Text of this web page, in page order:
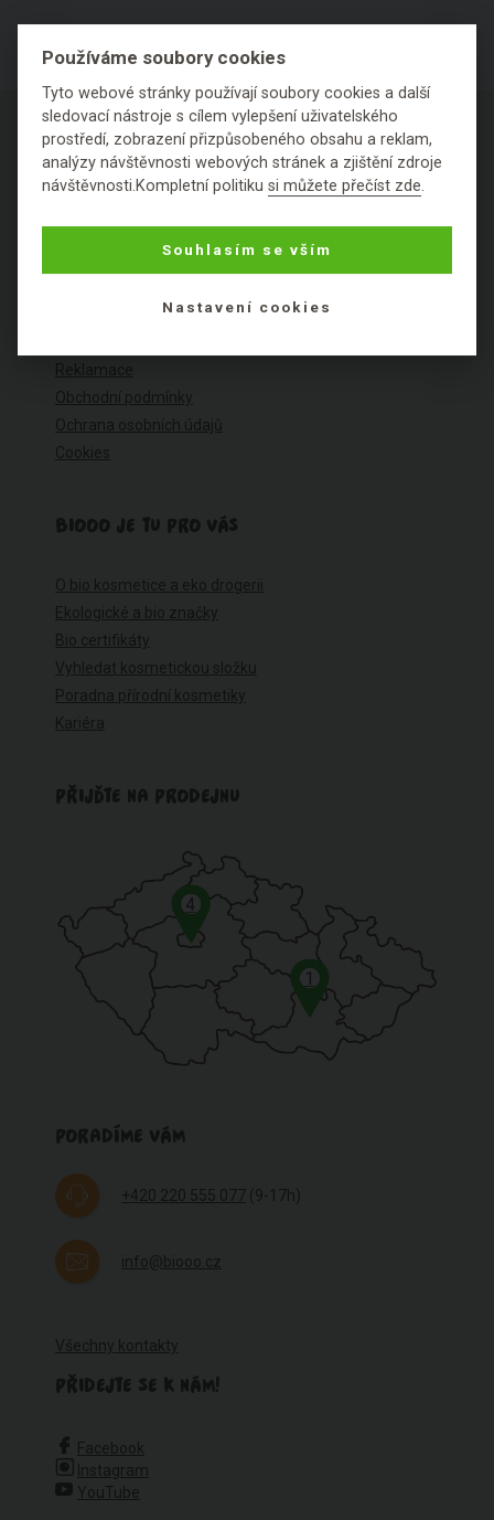
Výhody nákupu u nás
Reklamace
Obchodní podmínky
Ochrana osobních údajů
Cookies
BIOOO JE TU PRO VÁS
O bio kosmetice a eko drogerii
Ekologické a bio značky
Bio certifikáty
Vyhledat kosmetickou složku
Poradna přírodní kosmetiky
Kariéra
PŘIJĎTE NA PRODEJNU
1
4
PORADÍME VÁM
+420 220 555 077 (9-17h)
info@biooo.cz
Všechny kontakty
PŘIDEJTE SE K NÁM!
Facebook
Instagram
YouTube
Používáme soubory cookies
Tyto webové stránky používají soubory cookies a další
sledovací nástroje s cílem vylepšení uživatelského
prostředí, zobrazení přizpůsobeného obsahu a reklam,
analýzy návštěvnosti webových stránek a zjištění zdroje
návštěvnosti.Kompletní politikusi můžete přečíst zde.
Souhlasím se vším
Nastavení cookies